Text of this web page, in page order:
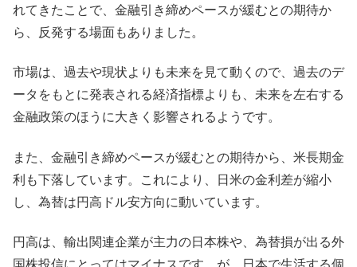
れてきたことで、金融引き締めペースが緩むとの期待か
ら、反発する場面もありました。
市場は、過去や現状よりも未来を見て動くので、過去のデ
ータをもとに発表される経済指標よりも、未来を左右する
金融政策のほうに大きく影響されるようです。
また、金融引き締めペースが緩むとの期待から、米長期金
利も下落しています。これにより、日米の金利差が縮小
し、為替は円高ドル安方向に動いています。
円高は、輸出関連企業が主力の日本株や、為替損が出る外
国株投信にとってはマイナスです。が、日本で生活する個